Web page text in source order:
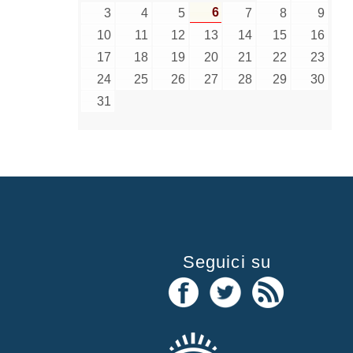
3 4 5 6 7 8
9
10
11 12 13 14 15
16
17
18 19 20 21 22
23
24
25 26 27 28 29
30
31
Seguici su